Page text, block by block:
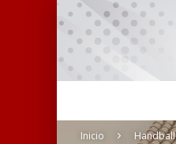
Inicio Handball